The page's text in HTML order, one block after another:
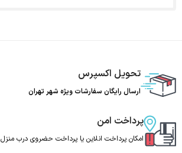
تحویل اکسپرس
ارسال رایگان سفارشات ویژه شهر تهران
پرداخت امن
امکان پرداخت انلاین یا پرداخت حضروی درب منزل